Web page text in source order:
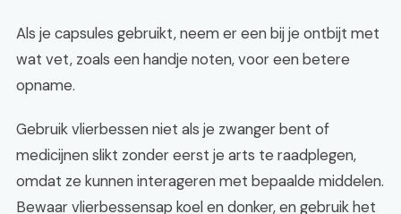
Als je capsules gebruikt, neem er een bij je ontbijt met
wat vet, zoals een handje noten, voor een betere
opname.
Gebruik vlierbessen niet als je zwanger bent of
medicijnen slikt zonder eerst je arts te raadplegen,
omdat ze kunnen interageren met bepaalde middelen.
Bewaar vlierbessensap koel en donker, en gebruik het